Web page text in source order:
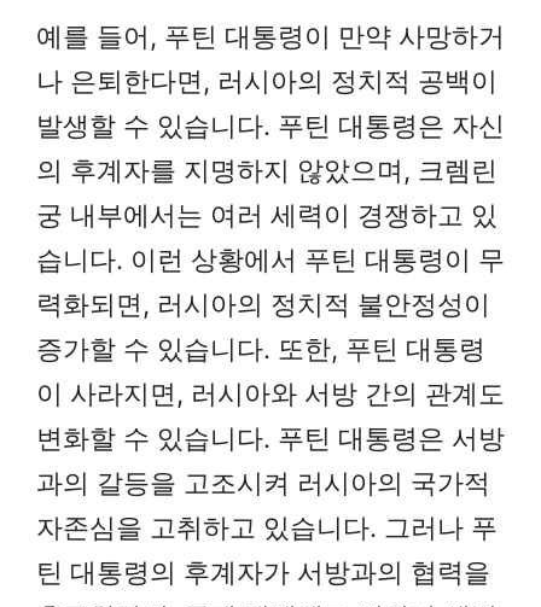
예를 들어, 푸틴 대통령이 만약 사망하거
나 은퇴한다면, 러시아의 정치적 공백이
발생할 수 있습니다. 푸틴 대통령은 자신
의 후계자를 지명하지 않았으며, 크렘린
궁 내부에서는 여러 세력이 경쟁하고 있
습니다. 이런 상황에서 푸틴 대통령이 무
력화되면, 러시아의 정치적 불안정성이
증가할 수 있습니다. 또한, 푸틴 대통령
이 사라지면, 러시아와 서방 간의 관계도
변화할 수 있습니다. 푸틴 대통령은 서방
과의 갈등을 고조시켜 러시아의 국가적
자존심을 고취하고 있습니다. 그러나 푸
틴 대통령의 후계자가 서방과의 협력을